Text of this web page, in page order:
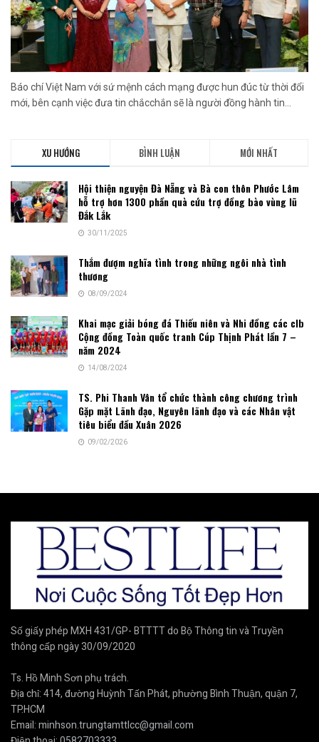
Báo chí Việt Nam với sứ mệnh cách mạng được hun đúc từ thời đổi
mới, bên cạnh việc đưa tin chắcchắn sẽ là người đồng hành tin...
XU HƯỚNG BÌNH LUẬN MỚI NHẤT
Hội thiện nguyện Đà Nẵng và Bà con thôn Phước Lâm
hỗ trợ hơn 1300 phần quà cứu trợ đồng bào vùng lũ
Đắk Lắk
30/11/2025
Thắm đượm nghĩa tình trong những ngôi nhà tình
thương
08/09/2024
Khai mạc giải bóng đá Thiếu niên và Nhi đồng các clb
Cộng đồng Toàn quốc tranh Cúp Thịnh Phát lần 7 –
năm 2024
14/08/2024
TS. Phi Thanh Vân tổ chức thành công chương trình
Gặp mặt Lãnh đạo, Nguyên lãnh đạo và các Nhân vật
tiêu biểu đầu Xuân 2026
09/02/2026
Số giấy phép MXH 431/GP- BTTTT do Bộ Thông tin và Truyền
thông cấp ngày 30/09/2020
Ts. Hồ Minh Sơn phụ trách.
Địa chỉ: 414, đường Huỳnh Tấn Phát, phường Bình Thuận, quận 7,
TP.HCM
Email:minhson.trungtamttlcc@gmail.com